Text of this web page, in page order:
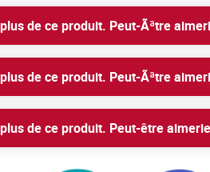
de ce produit. Peut-Ãªtre
de ce produit. Peut-Ãªtre
de ce produit. Peut-être
À propos de nous
GRATUITEpour toute commande